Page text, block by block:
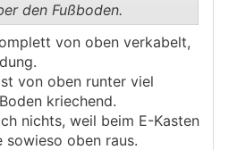
..
den Fußboden.
von oben verkabelt,
von oben runter viel
kriechend.
nichts, weil beim E-Kasten
sowieso oben raus.